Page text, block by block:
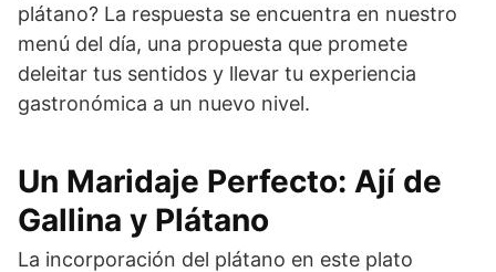
plátano? La respuesta se encuentra en nuestro
menú del día, una propuesta que promete
deleitar tus sentidos y llevar tu experiencia
gastronómica a un nuevo nivel.
Un Maridaje Perfecto: Ají de
Gallina y Plátano
La incorporación del plátano en este plato